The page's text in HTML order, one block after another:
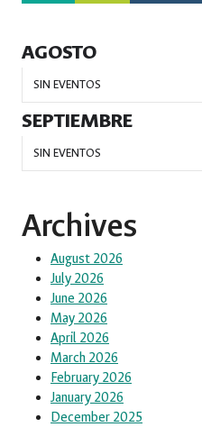
AGOSTO
SIN EVENTOS
SEPTIEMBRE
SIN EVENTOS
Archives
August 2026
July 2026
June 2026
May 2026
April 2026
March 2026
February 2026
January 2026
December 2025